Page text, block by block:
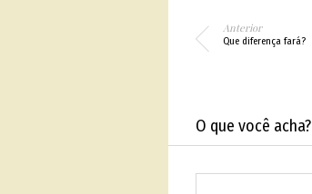
Anterior
Que diferença fará?
O que você acha?